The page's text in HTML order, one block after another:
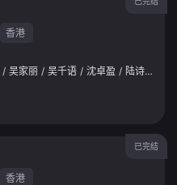
香港
/ 吴家丽 / 吴千语 / 沈卓盈 / 陆诗韵
已完结
香港